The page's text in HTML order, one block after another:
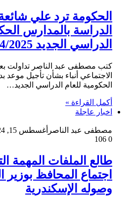
الحكومة ترد علي
الدراسة بالمدارس
الدراسي الجديد 2024/2025
كتب مصطفى عبد الناصر تداولت
الاجتماعي أنباء بشأن تأجيل موعد
الحكومية للعام الدراسي الجديد…
أكمل القراءة »
اخبار عاجلة
مصطفى عبد الناصر أغسطس 15, 2024
0
طالع الملفات المهمة
اجتماع المحافظ بوزير
وصوله الإسكندرية